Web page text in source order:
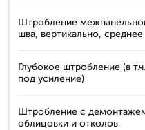
Штробление
шва, вертикально, среднее
Глубокое штробление (в т.ч.
под усиление)
Штробление с
облицовки и отколов